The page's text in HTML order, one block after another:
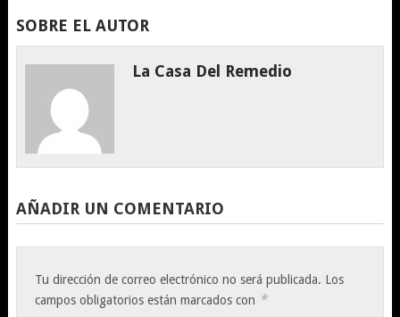
SOBRE EL AUTOR
La Casa Del Remedio
AÑADIR UN COMENTARIO
Tu dirección de correo electrónico no será publicada. Los
campos obligatorios están marcados con *